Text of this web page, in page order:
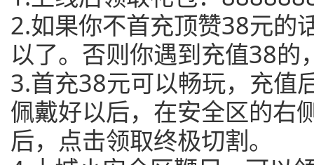
2.如果你不首充顶赞38元的
以了。否则你遇到充值38的
3.首充38元可以畅玩，充值
佩戴好以后，在安全区的右
后，点击领取终极切割。